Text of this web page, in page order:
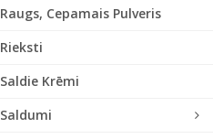
Raugs, Cepamais Pulveris
Rieksti
Saldie Krēmi
Saldumi